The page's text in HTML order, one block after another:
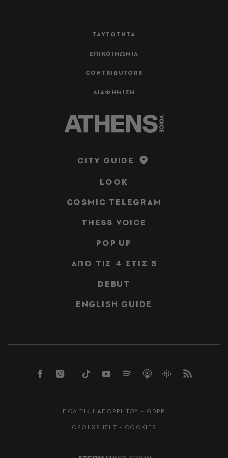
ΤΑΥΤΟΤΗΤΑ
ΕΠΙΚΟΙΝΩΝΙΑ
CONTRIBUTORS
ΔΙΑΦΗΜΙΣΗ
CITY GUIDE
LOOK
COSMIC TELEGRAM
THESS VOICE
POP UP
ΑΠΟ ΤΙΣ 4 ΣΤΙΣ 5
DEBUT
ENGLISH GUIDE
ΠΟΛΙΤΙΚΗ ΑΠΟΡΡΗΤΟΥ - GDPR
ΟΡΟΙ ΧΡΗΣΗΣ - COOKIES